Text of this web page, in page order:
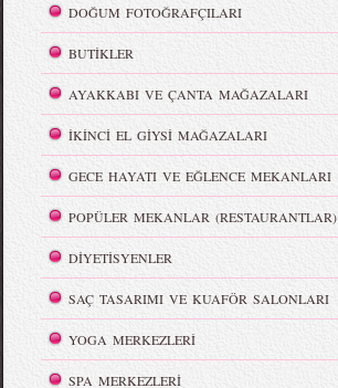
DOĞUM FOTOĞRAFÇILARI
BUTİKLER
AYAKKABI VE ÇANTA MAĞAZALARI
İKİNCİ EL GİYSİ MAĞAZALARI
GECE HAYATI VE EĞLENCE MEKANLARI
POPÜLER MEKANLAR (RESTAURANTLAR)
DİYETİSYENLER
SAÇ TASARIMI VE KUAFÖR SALONLARI
YOGA MERKEZLERİ
SPA MERKEZLERİ